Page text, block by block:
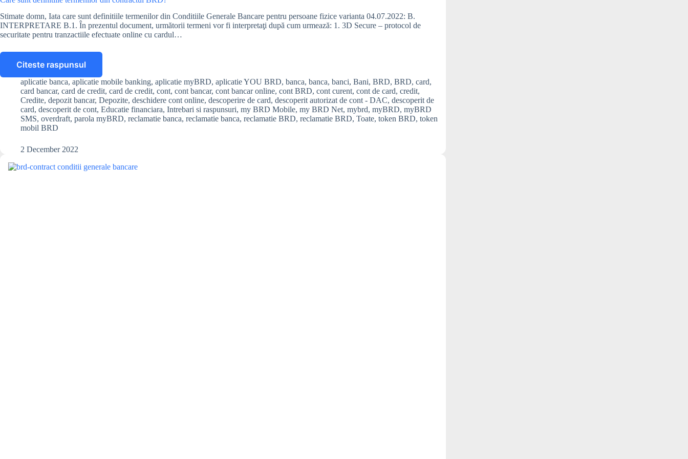
Stimate domn, Iata care sunt definitiile termenilor din Conditiile Generale Bancare pentru persoane fizice varianta 04.07.2022: B.
INTERPRETARE B.1. În prezentul document, următorii termeni vor fi interpretaţi după cum urmează: 1. 3D Secure – protocol de
securitate pentru tranzactiile efectuate online cu cardul…
Citeste raspunsul
Care
sunt
definitiile
termenilor
din
contractul
BRD?
aplicatie banca, aplicatie mobile banking, aplicatie myBRD, aplicatie YOU BRD, banca, banca, banci, Bani, BRD, BRD, card,
card bancar, card de credit, card de credit, cont, cont bancar, cont bancar online, cont BRD, cont curent, cont de card, credit,
Credite, depozit bancar, Depozite, deschidere cont online, descoperire de card, descoperit autorizat de cont - DAC, descoperit de
card, descoperit de cont, Educatie financiara, Intrebari si raspunsuri, my BRD Mobile, my BRD Net, mybrd, myBRD, myBRD
SMS, overdraft, parola myBRD, reclamatie banca, reclamatie banca, reclamatie BRD, reclamatie BRD, Toate, token BRD, token
mobil BRD
2 December 2022